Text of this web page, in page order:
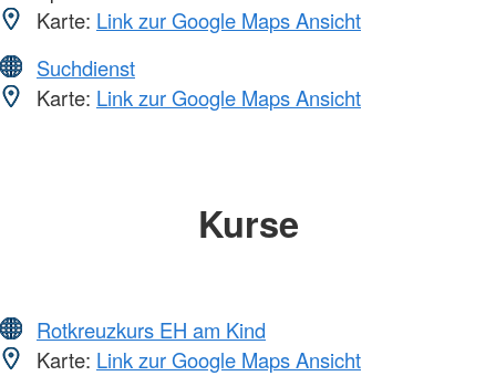
Karte: Link zur Google Maps Ansicht
Suchdienst
Karte: Link zur Google Maps Ansicht
Kurse
Rotkreuzkurs EH am Kind
Karte: Link zur Google Maps Ansicht